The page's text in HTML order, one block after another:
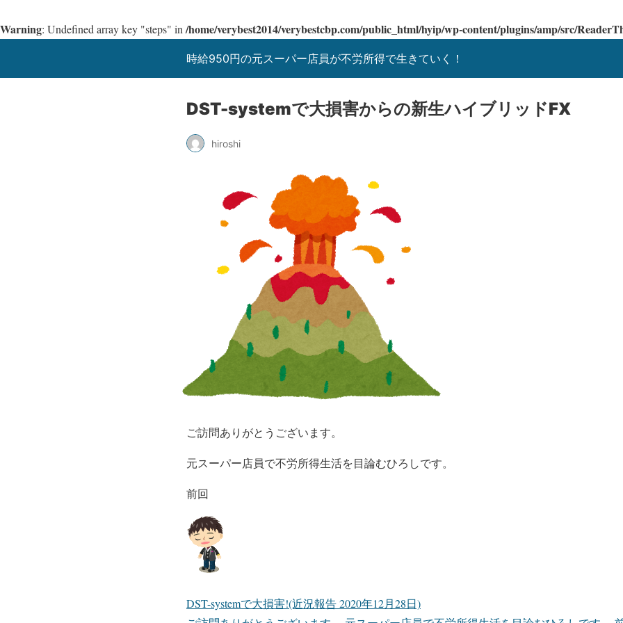
Warning: Undefined array key "steps" in /home/verybest2014/verybestcbp.com/public_html/hyip/wp-content/plugins/amp/src/
時給950円の元スーパー店員が不労所得で生きていく！
DST-systemで大損害からの新生ハイブリッドFX
hiroshi
ご訪問ありがとうございます。
元スーパー店員で不労所得生活を目論むひろしです。
前回
DST-systemで大損害!(近況報告 2020年12月28日)